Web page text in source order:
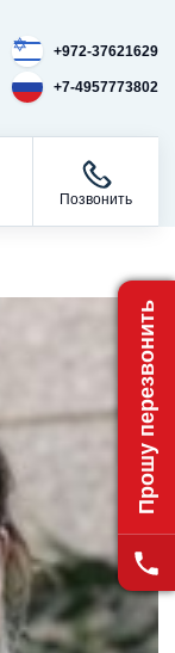
+972-37621629
+7-4957773802
Позвонить
Прошу перезвонить